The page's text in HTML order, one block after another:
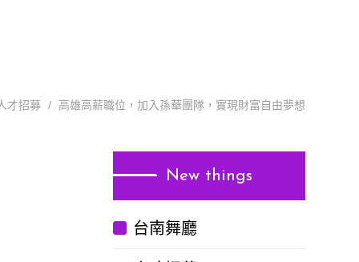
才招募 高雄高薪職位，加入孫華團隊，實現財富自由夢想
New things
台南舞廳